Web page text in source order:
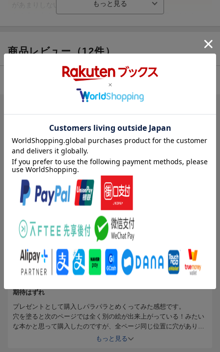
があまりしないのも少し残念です。
もう少し大きくなってから再度遊んでみたいなと思いました。
商品レビュー（12件）
総合評価： 4.42
が次のレビューを参考になったと評価しています
投稿日：2010年05月02日
評価：
購入者さん
大好評でした
友達の子供(2歳)にプレゼントしました。
全ページのまんまるのあなぼこから表紙にあるようなお顔が覗くよ
りロケットになったり。
ちょうちょの翅は真っ白で「ちょうちょになりました。ちょうちょ
のはねにきれいなもようをつけてあげましょう」という仕組みで
す。
余白もちょうどいい具合にあって、こどもとお母さんが自由に色を
塗ったり絵を加えたりできる楽しい本でした。
------------------------------------------------------
ちびっこ向けイベント開園までの２時間、どうやって過ごそう・・
っと思ってたけど、頂いた本が大活躍！！
本にも塗り絵にもなるから、ほとんどの時間あの本でお絵かきした
り、読んだりして時間があっという間だった♪
飽きちゃうと思って、普通の絵本も３冊くらい持って行ったけど、
もっと見る
投稿日：2012年03月28日
評価： 2
期待はずれ
プレゼントとして購入しパラパラとめくってみた感想です。
穴を塗ると次のページでは全く別の絵が出来上がっている！みたい
な本かと思って購入したのですが、全ページ同じ位置に穴があり想
もっと見る